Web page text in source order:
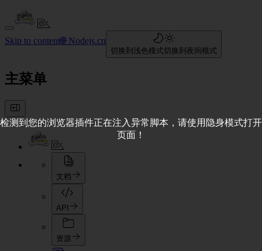
Skip to content🌐 Nodejs.cn
切换到浅色模式切换到夜间模式
主菜单
文档
API
资源
检测到您的浏览器插件正在注入异常脚本，请使用隐身模式打开
页面！